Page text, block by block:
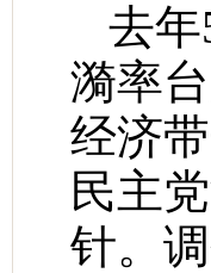
去
漪率
经济
民主
针。